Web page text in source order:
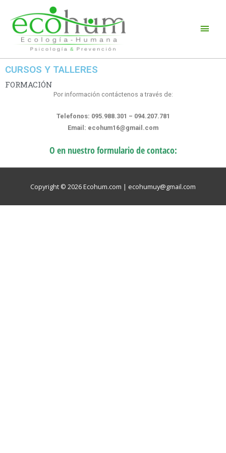
CURSOS Y TALLERES
FORMACIÓN
Por información contáctenos a través de:
Telefonos: 095.988.301 – 094.207.781
Email: ecohum16@gmail.com
O en nuestro formulario de contaco:
Copyright © 2026Ecohum.com | ecohumuy@gmail.com